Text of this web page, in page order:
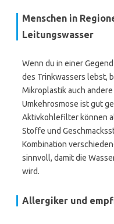
Menschen in
Leitungswasser
Wenn du in einer
des Trinkwassers lebst,
Mikroplastik auch
Umkehrosmose ist gut
Aktivkohlefilter können
Stoffe und
Kombination
sinnvoll, damit die
wird.
Allergiker und